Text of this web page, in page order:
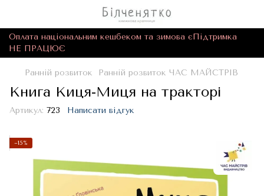
Оплата національним кешбеком та зимова єПідтримка
НЕ ПРАЦЮЄ
Ранній розвиток Ранній розвиток ЧАС МАЙСТРІВ
Книга Киця-Миця на тракторі
Артикул: 723 Написати відгук
−15%